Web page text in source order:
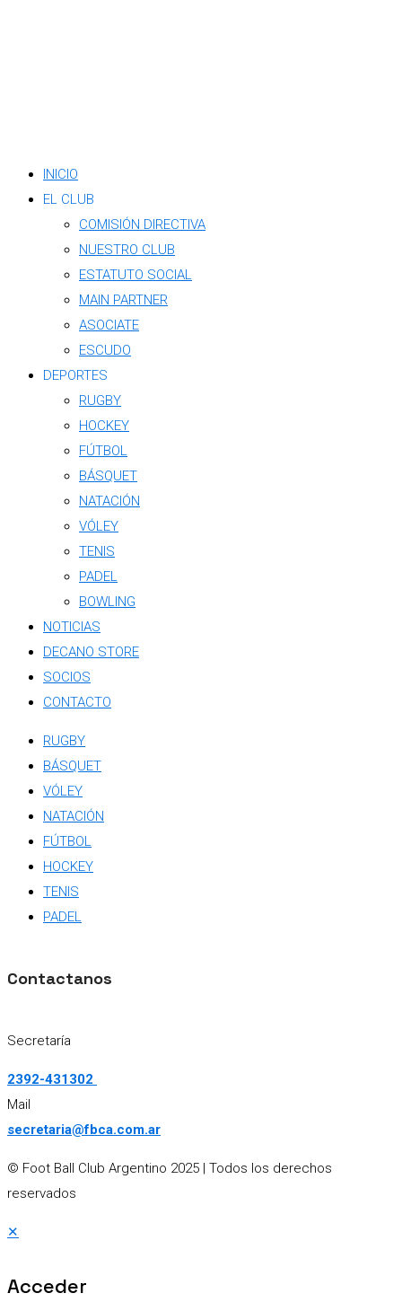
INICIO
EL CLUB
COMISIÓN DIRECTIVA
NUESTRO CLUB
ESTATUTO SOCIAL
MAIN PARTNER
ASOCIATE
ESCUDO
DEPORTES
RUGBY
HOCKEY
FÚTBOL
BÁSQUET
NATACIÓN
VÓLEY
TENIS
PADEL
BOWLING
NOTICIAS
DECANO STORE
SOCIOS
CONTACTO
RUGBY
BÁSQUET
VÓLEY
NATACIÓN
FÚTBOL
HOCKEY
TENIS
PADEL
Contactanos
Secretaría
2392-431302
Mail
secretaria@fbca.com.ar
© Foot Ball Club Argentino 2025 | Todos los derechos
reservados
✕
Acceder